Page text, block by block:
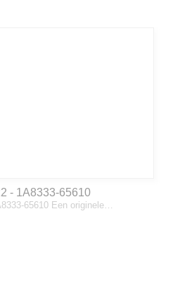
- 1A8333-65610
65610 Een originele…